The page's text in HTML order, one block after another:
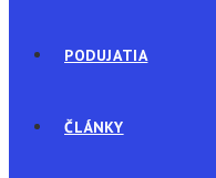
PODUJATIA
ČLÁNKY